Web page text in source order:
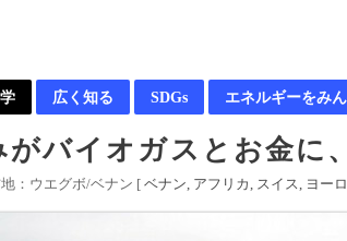
広く知る SDGs エネルギーをみ
がバイオガスとお金に
：ウエグボ/ベナン [ ベナン アフリカ スイス ヨー